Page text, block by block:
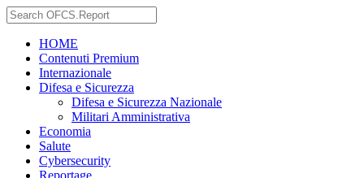
HOME
Contenuti Premium
Internazionale
Difesa e Sicurezza
Difesa e Sicurezza Nazionale
Militari Amministrativa
Economia
Salute
Cybersecurity
Reportage